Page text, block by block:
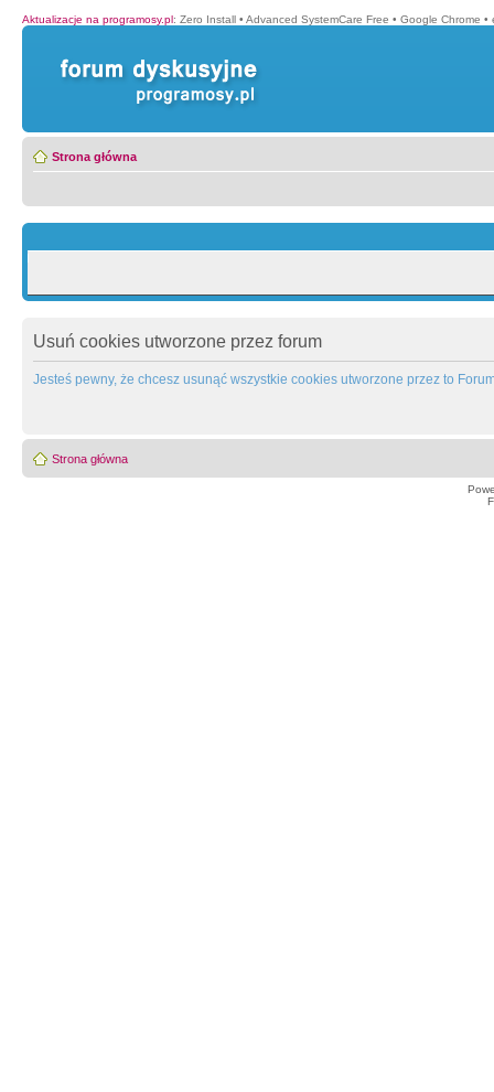
Aktualizacje na programosy.pl: Zero Install • Advanced SystemCare Free • Google Chrome •
Strona główna
Usuń cookies utworzone przez forum
Jesteś pewny, że chcesz usunąć wszystkie cookies utworzone przez to
Strona główna